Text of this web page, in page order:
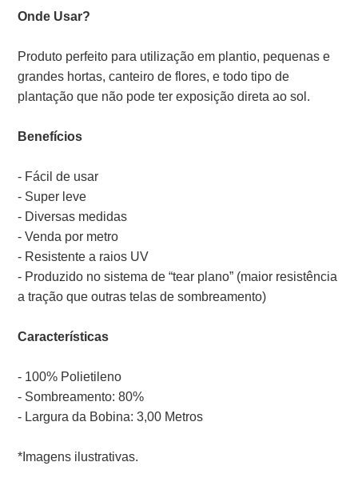
Onde Usar?
Produto perfeito para utilização em plantio, pequenas e
grandes hortas, canteiro de flores, e todo tipo de
plantação que não pode ter exposição direta ao sol.
Benefícios
- Fácil de usar
- Super leve
- Diversas medidas
- Venda por metro
- Resistente a raios UV
- Produzido no sistema de “tear plano” (maior resistência
a tração que outras telas de sombreamento)
Características
- 100% Polietileno
- Sombreamento: 80%
- Largura da Bobina: 3,00 Metros
*Imagens ilustrativas.